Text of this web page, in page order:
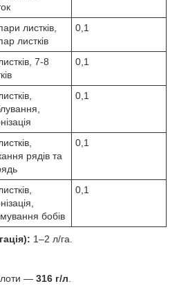
листків,
листків
0,1
7-8
0,1
0,1
рядів та
0,1
бобів
0,1
1–2 л/га.
— 316 г/л